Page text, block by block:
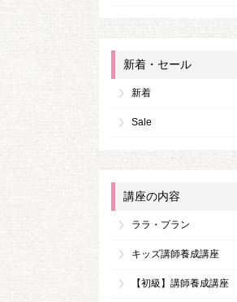
新着・セール
新着
Sale
講座の内容
ララ・プラン
キッズ講師養成講座
【初級】講師養成講座